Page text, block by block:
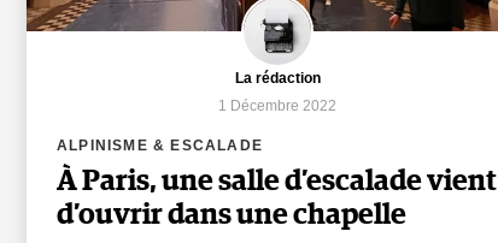
La rédaction
1 Décembre 2022
ALPINISME & ESCALADE
À Paris, une salle d’escalade vient
d’ouvrir dans une chapelle